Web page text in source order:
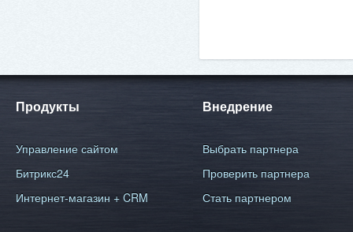
Продукты
Управление сайтом
Битрикс24
Интернет-магазин + CRM
Внедрение
Выбрать партнера
Проверить партнера
Стать партнером